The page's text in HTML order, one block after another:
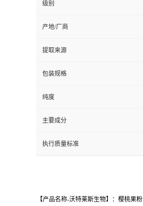
级别
产地/厂商
提取来源
包装规格
纯度
主要成分
执行质量标准
【产品名称-沃特莱斯生物】：樱桃果粉